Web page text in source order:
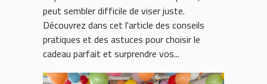
peut sembler difficile de viser juste.
Découvrez dans cet l'article des conseils
pratiques et des astuces pour choisir le
cadeau parfait et surprendre vos...